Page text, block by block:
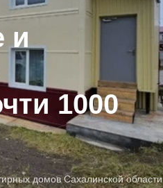
и
1000
домов Сахалинской области